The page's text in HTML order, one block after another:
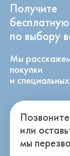
Получите
по выбору
Мы
покупки
и
или
мы